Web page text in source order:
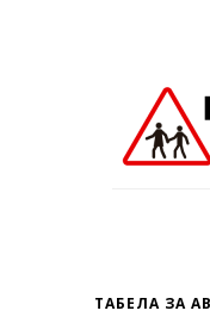
ТАБЕЛА ЗА